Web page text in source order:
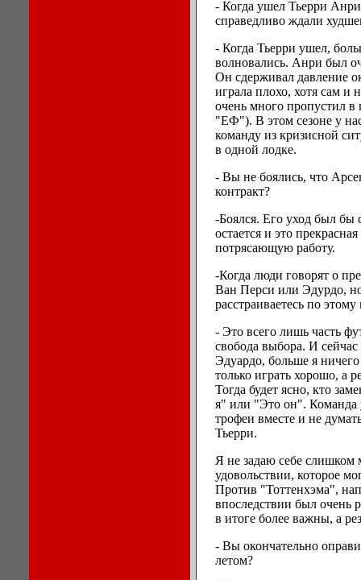
- Когда ушел Тьерри
справедливо ждали
- Когда Тьерри ушел,
волновались. Анри был
Он сдерживал давление
играла плохо, хотя сам и
очень много пропустил
"ЕФ"). В этом сезоне у
команду из кризисной
в одной лодке.
- Вы не боялись, что
контракт?
-Боялся. Его уход был бы
остается и это
потрясающую работу.
-Когда люди говорят о
Ван Перси или Эдурдо,
расстраиваетесь по
- Это всего лишь часть
свобода выбора. И
Эдуардо, больше я
только играть хорошо, а
Тогда будет ясно, кто
я" или "Это он". Команда
трофеи вместе и не
Тьерри.
Я не задаю себе слишком
удовольствии, которое
Против "Тоттенхэма",
впоследствии был очень
в итоге более важны, а
- Вы окончательно
летом?